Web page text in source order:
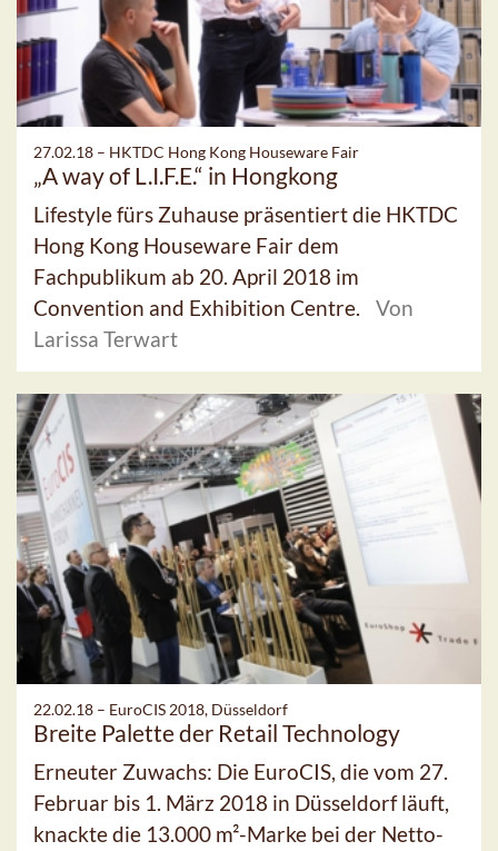
27.02.18 – HKTDC Hong Kong Houseware Fair
„A way of L.I.F.E.“ in Hongkong
Lifestyle fürs Zuhause präsentiert die HKTDC
Hong Kong Houseware Fair dem
Fachpublikum ab 20. April 2018 im
Convention and Exhibition Centre.
Von
Larissa Terwart
22.02.18 – EuroCIS 2018, Düsseldorf
Breite Palette der Retail Technology
Erneuter Zuwachs: Die EuroCIS, die vom 27.
Februar bis 1. März 2018 in Düsseldorf läuft,
knackte die 13.000 m²-Marke bei der Netto-